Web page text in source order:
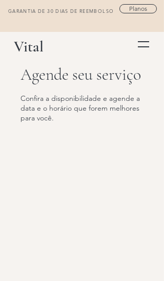
GARANTIA DE 30 DIAS DE REEMBOLSO Planos
Vital
Agende seu serviço
Confira a disponibilidade e agende a
data e o horário que forem melhores
para você.